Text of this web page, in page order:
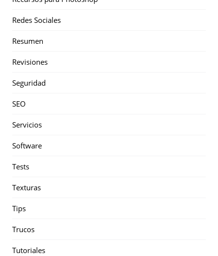
Redes Sociales
Resumen
Revisiones
Seguridad
SEO
Servicios
Software
Tests
Texturas
Tips
Trucos
Tutoriales